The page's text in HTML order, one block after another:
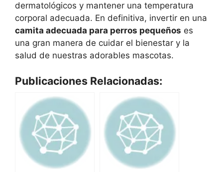
dermatológicos y mantener una temperatura
corporal adecuada. En definitiva, invertir en una
camita adecuada para perros pequeños es
una gran manera de cuidar el bienestar y la
salud de nuestras adorables mascotas.
Publicaciones Relacionadas: